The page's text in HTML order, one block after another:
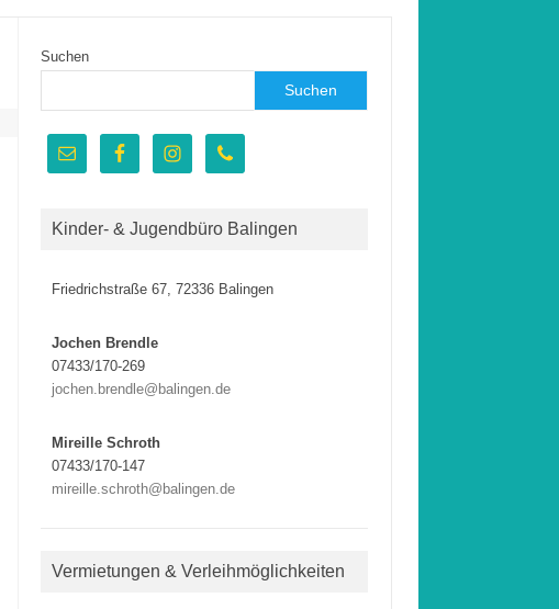
Suchen
Suchen
Kinder- & Jugendbüro Balingen
Friedrichstraße 67, 72336 Balingen
Jochen Brendle
07433/170-269
jochen.brendle@balingen.de
Mireille Schroth
07433/170-147
mireille.schroth@balingen.de
Vermietungen & Verleihmöglichkeiten